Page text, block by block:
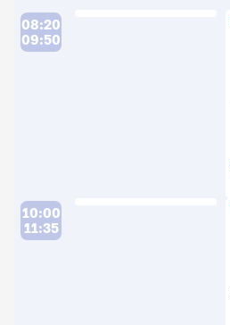
08:20
09:50
10:00
11:35